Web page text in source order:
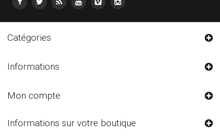
Catégories
Informations
Mon compte
Informations sur votre boutique